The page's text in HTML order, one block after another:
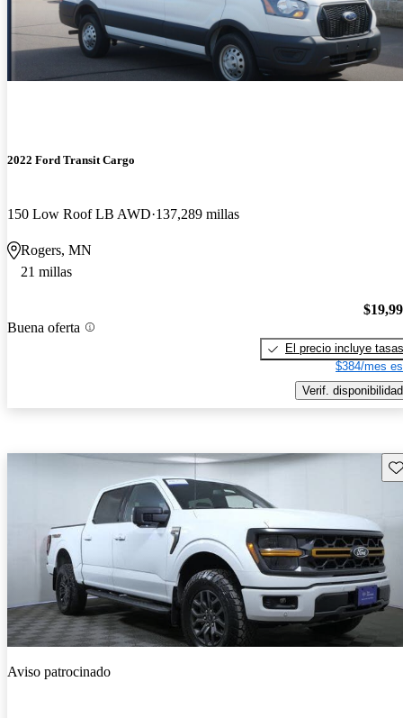
2022 Ford Transit Cargo
150 Low Roof LB AWD 137,289 millas
Rogers, MN
21 millas
Buena oferta
El precio incluye tasas
$384/mes
Verif. disponibilidad
Aviso patrocinado